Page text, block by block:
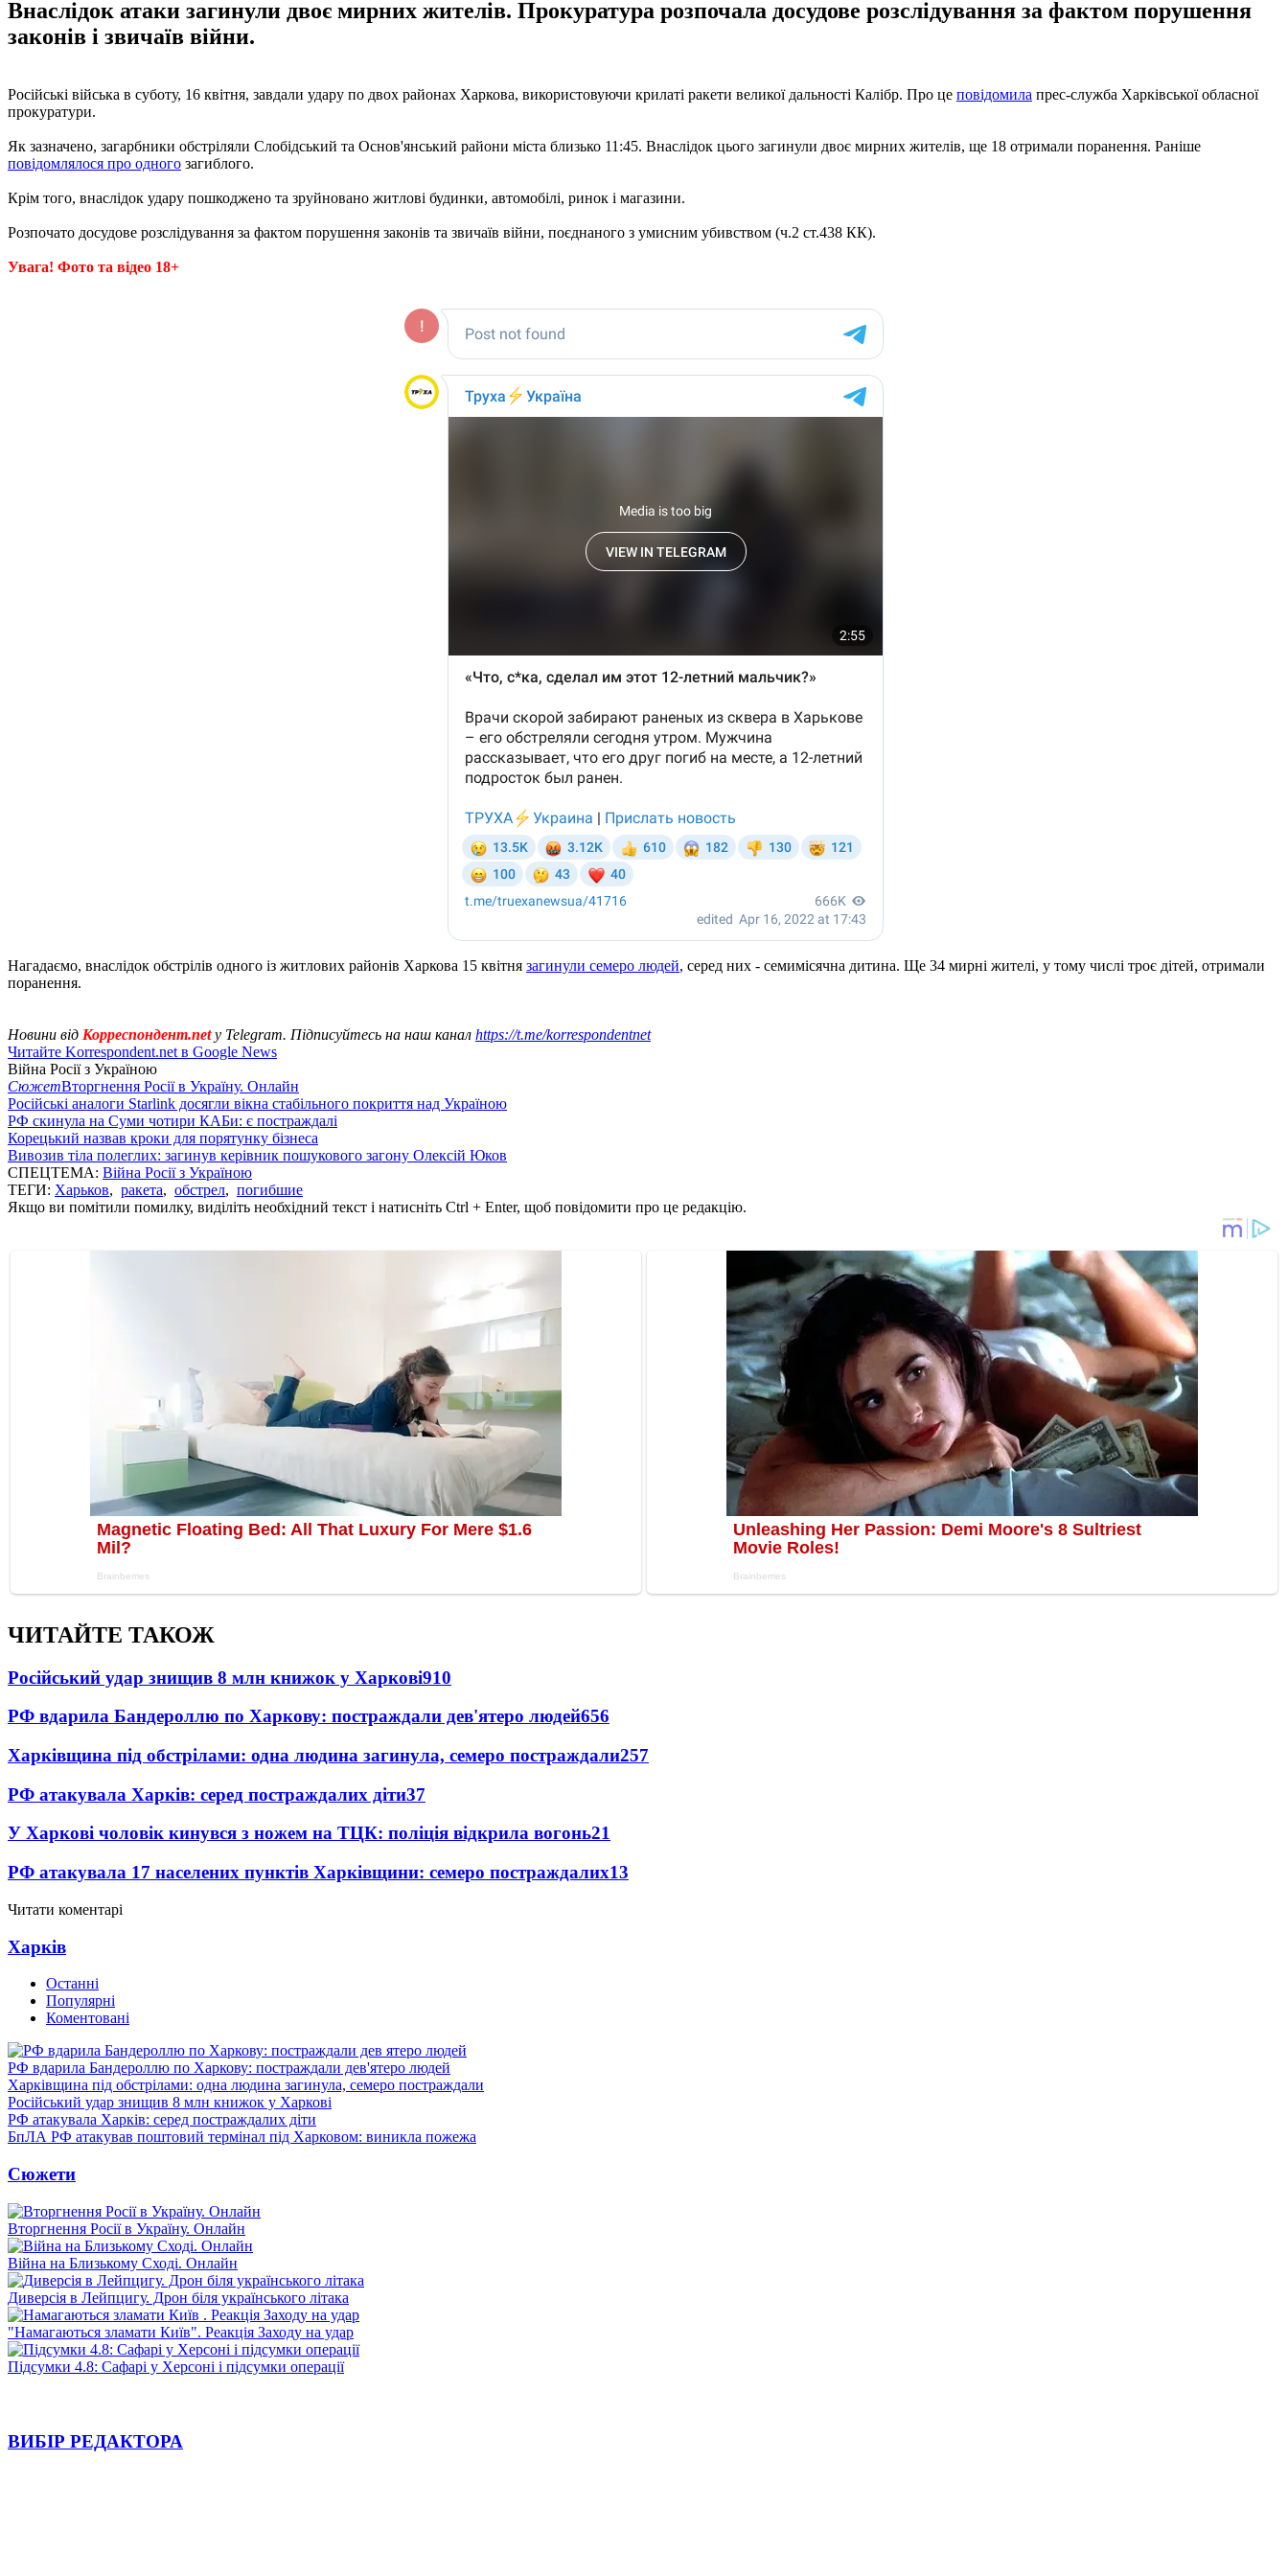
Внаслідок атаки загинули двоє мирних жителів. Прокуратура розпочала досудове розслідування за фактом порушення
законів і звичаїв війни.
Російські війська в суботу, 16 квітня, завдали удару по двох районах Харкова, використовуючи крилаті ракети великої дальності Калібр. Про це повідомила прес-служба Харківської обласної
прокуратури.
Як зазначено, загарбники обстріляли Слобідський та Основ'янський райони міста близько 11:45. Внаслідок цього загинули двоє мирних жителів, ще 18 отримали поранення. Раніше
повідомлялося про одного загиблого.
Крім того, внаслідок удару пошкоджено та зруйновано житлові будинки, автомобілі, ринок і магазини.
Розпочато досудове розслідування за фактом порушення законів та звичаїв війни, поєднаного з умисним убивством (ч.2 ст.438 КК).
Увага! Фото та відео 18+
Нагадаємо, внаслідок обстрілів одного із житлових районів Харкова 15 квітня загинули семеро людей, серед них - семимісячна дитина. Ще 34 мирні жителі, у тому числі троє дітей, отримали
поранення.
Новини від Корреспондент.netу Telegram. Підписуйтесь на наш канал https://t.me/korrespondentnet
Читайте Korrespondent.net в Google News
Війна Росії з Україною
СюжетВторгнення Росії в Україну. Онлайн
Російські аналоги Starlink досягли вікна стабільного покриття над Україною
РФ скинула на Суми чотири КАБи: є постраждалі
Корецький назвав кроки для порятунку бізнеса
Вивозив тіла полеглих: загинув керівник пошукового загону Олексій Юков
СПЕЦТЕМА: Війна Росії з Україною
ТЕГИ: Харьков, ракета, обстрел, погибшие
Якщо ви помітили помилку, виділіть необхідний текст і натисніть Ctrl + Enter, щоб повідомити про це редакцію.
ЧИТАЙТЕ ТАКОЖ
Російський удар знищив 8 млн книжок у Харкові910
РФ вдарила Бандероллю по Харкову: постраждали дев'ятеро людей656
Харківщина під обстрілами: одна людина загинула, семеро постраждали257
РФ атакувала Харків: серед постраждалих діти37
У Харкові чоловік кинувся з ножем на ТЦК: поліція відкрила вогонь21
РФ атакувала 17 населених пунктів Харківщини: семеро постраждалих13
Читати коментарі
Харків
Останні
Популярні
Коментовані
РФ вдарила Бандероллю по Харкову: постраждали дев'ятеро людей
Харківщина під обстрілами: одна людина загинула, семеро постраждали
Російський удар знищив 8 млн книжок у Харкові
РФ атакувала Харків: серед постраждалих діти
БпЛА РФ атакував поштовий термінал під Харковом: виникла пожежа
Сюжети
Вторгнення Росії в Україну. Онлайн
Війна на Близькому Сході. Онлайн
Диверсія в Лейпцигу. Дрон біля українського літака
"Намагаються зламати Київ". Реакція Заходу на удар
Підсумки 4.8: Сафарі у Херсоні і підсумки операції
ВИБІР РЕДАКТОРА